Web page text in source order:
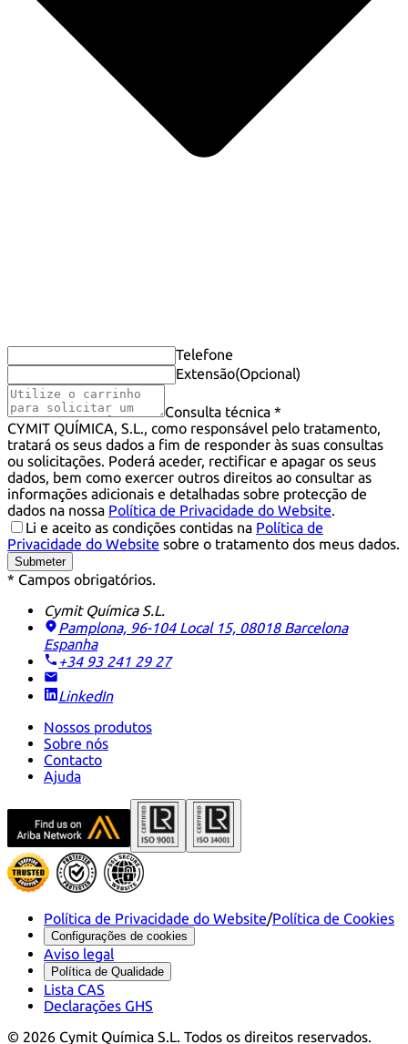
Telefone
Extensão(Opcional)
Consulta técnica *
CYMIT QUÍMICA, S.L., como responsável pelo tratamento,
tratará os seus dados a fim de responder às suas consultas
ou solicitações. Poderá aceder, rectificar e apagar os seus
dados, bem como exercer outros direitos ao consultar as
informações adicionais e detalhadas sobre protecção de
dados na nossa Política de Privacidade do Website.
Li e aceito as condições contidas na Política de
Privacidade do Website sobre o tratamento dos meus dados.
Submeter
* Campos obrigatórios.
Cymit Química S.L.
Pamplona, 96-104 Local 15, 08018 Barcelona
Espanha
+34 93 241 29 27
LinkedIn
Nossos produtos
Sobre nós
Contacto
Ajuda
Política de Privacidade do Website/Política de Cookies
Configurações de cookies
Aviso legal
Política de Qualidade
Lista CAS
Declarações GHS
© 2026 Cymit Química S.L. Todos os direitos reservados.